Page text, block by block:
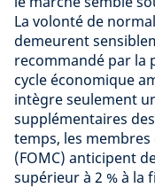
La volonté de
demeurent
recommandé par la
cycle économique
intègre seulement
supplémentaires
temps, les
(FOMC) anticipent
supérieur à 2 % à la